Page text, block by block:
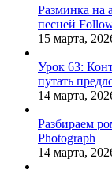
Разминка на
песней
15 марта,
Урок 63:
путать
14 марта,
Разбираем
Photograph
14 марта,